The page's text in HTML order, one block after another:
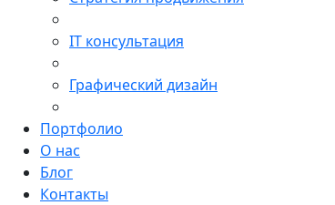
IT консультация
Графический дизайн
Портфолио
О нас
Блог
Контакты